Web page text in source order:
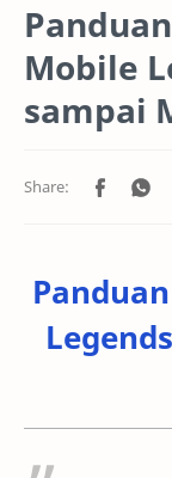
Mobile
sampai